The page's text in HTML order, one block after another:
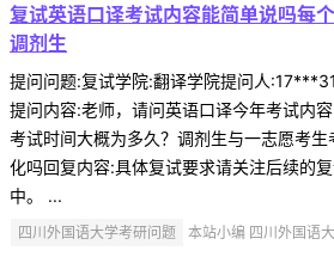
复试英语口译考试内容能简单说吗每
调剂生
提问问题:复试学院:翻译学院提问人
提问内容:老师，请问英语口译今年考试内
考试时间大概为多久？调剂生与一志愿考
化吗回复内容:具体复试要求请关注后续的
中。 ...
四川外国语大学考研问题 本站小编 四川外国语